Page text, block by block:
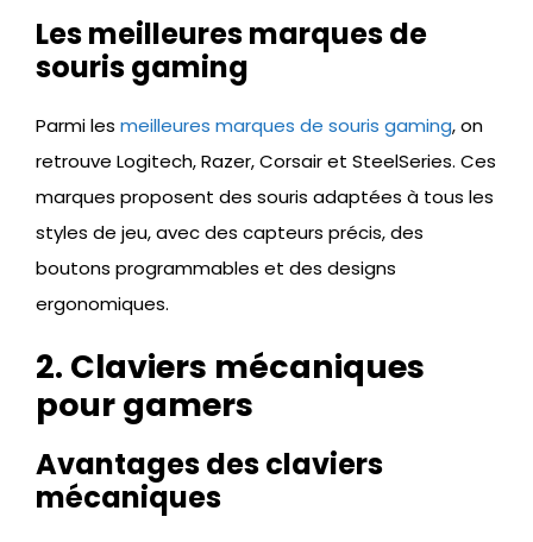
Les meilleures marques de
souris gaming
Parmi les meilleures marques de souris gaming, on
retrouve Logitech, Razer, Corsair et SteelSeries. Ces
marques proposent des souris adaptées à tous les
styles de jeu, avec des capteurs précis, des
boutons programmables et des designs
ergonomiques.
2. Claviers mécaniques
pour gamers
Avantages des claviers
mécaniques